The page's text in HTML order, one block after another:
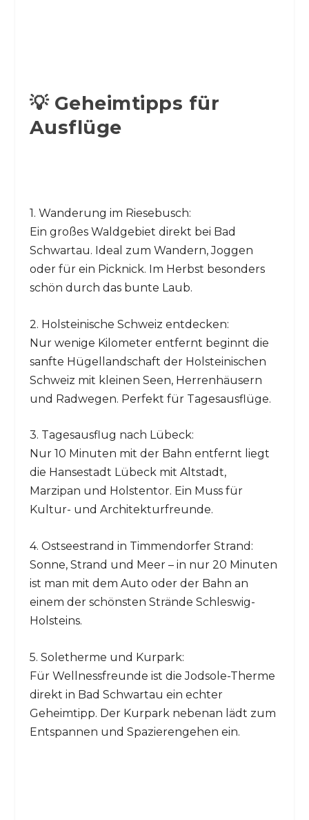
💡 Geheimtipps für
Ausflüge
1. Wanderung im Riesebusch:
Ein großes Waldgebiet direkt bei Bad
Schwartau. Ideal zum Wandern, Joggen
oder für ein Picknick. Im Herbst besonders
schön durch das bunte Laub.
2. Holsteinische Schweiz entdecken:
Nur wenige Kilometer entfernt beginnt die
sanfte Hügellandschaft der Holsteinischen
Schweiz mit kleinen Seen, Herrenhäusern
und Radwegen. Perfekt für Tagesausflüge.
3. Tagesausflug nach Lübeck:
Nur 10 Minuten mit der Bahn entfernt liegt
die Hansestadt Lübeck mit Altstadt,
Marzipan und Holstentor. Ein Muss für
Kultur- und Architekturfreunde.
4. Ostseestrand in Timmendorfer Strand:
Sonne, Strand und Meer – in nur 20 Minuten
ist man mit dem Auto oder der Bahn an
einem der schönsten Strände Schleswig-
Holsteins.
5. Soletherme und Kurpark:
Für Wellnessfreunde ist die Jodsole-Therme
direkt in Bad Schwartau ein echter
Geheimtipp. Der Kurpark nebenan lädt zum
Entspannen und Spazierengehen ein.